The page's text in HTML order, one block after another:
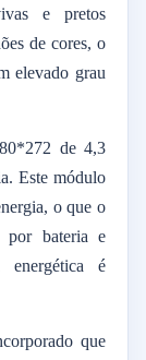
e pretos
de cores, o
elevado grau
de 4,3
Este módulo
o que o
por bateria e
energética é
que